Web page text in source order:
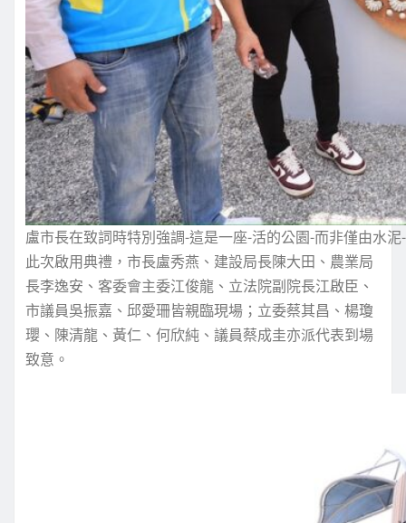
盧市長在致詞時特別強調-這是一座-活的公園-而非僅由水
此次啟用典禮，市長盧秀燕、建設局長陳大田、農業局
長李逸安、客委會主委江俊龍、立法院副院長江啟臣、
市議員吳振嘉、邱愛珊皆親臨現場；立委蔡其昌、楊瓊
瓔、陳清龍、黃仁、何欣純、議員蔡成圭亦派代表到場
致意。